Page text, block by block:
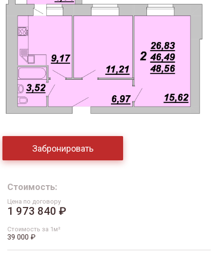
Забронировать
Стоимость:
Цена по договору
1 973 840 ₽
Стоимость за 1м²
39 000 ₽